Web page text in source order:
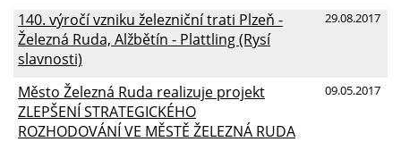
29.08.2017
140. výročí vzniku železniční trati Plzeň -
Železná Ruda, Alžbětín - Plattling (Rysí
slavnosti)
09.05.2017
Město Železná Ruda realizuje projekt
ZLEPŠENÍ STRATEGICKÉHO
ROZHODOVÁNÍ VE MĚSTĚ ŽELEZNÁ RUDA